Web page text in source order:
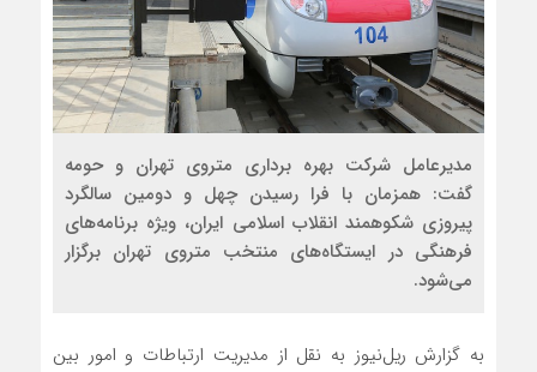
مديرعامل شركت بهره برداري متروی تهران و حومه
گفت: همزمان با فرا رسیدن چهل و دومین سالگرد
پیروزی شکوهمند انقلاب اسلامی ایران، ویژه برنامه‌های
فرهنگی در ایستگاه‌های منتخب متروی تهران برگزار
می‌شود‌.
به گزارش ریل‌نیوز به نقل از مدیریت ارتباطات و امور بین